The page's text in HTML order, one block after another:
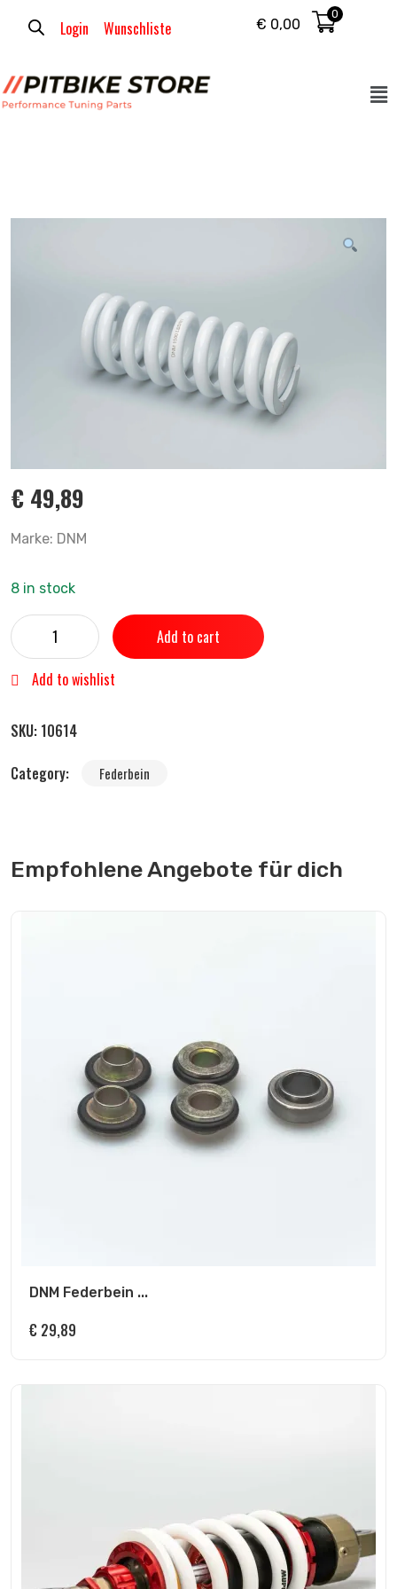
Login Wunschliste € 0,00
0
€ 49,89
Marke: DNM
8 in stock
Add to cart
Add to wishlist
SKU: 10614
Category:
Federbein
Empfohlene Angebote für dich
DNM Federbein ...
€ 29,89